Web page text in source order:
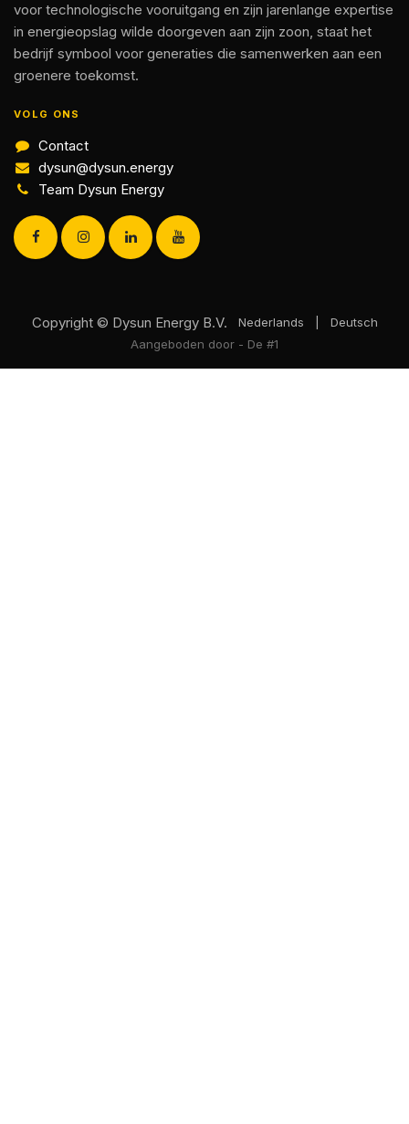
voor technologische vooruitgang en zijn jarenlange expertise
in energieopslag wilde doorgeven aan zijn zoon, staat het
bedrijf symbool voor generaties die samenwerken aan een
groenere toekomst.
VOLG ONS
Contact
dysun@dysun.energy
Team Dysun Energy
Copyright © Dysun Energy B.V. Nederlands
Deutsch
Aangeboden door - De #1